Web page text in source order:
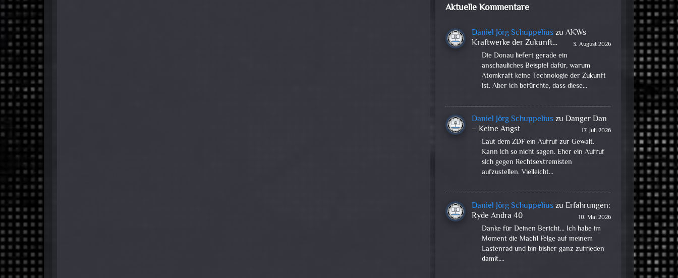
Aktuelle Kommentare
Daniel Jörg SchuppeliuszuAKWs
Kraftwerke der Zukunft…
3. August 2026
Die Donau liefert gerade ein
anschauliches Beispiel dafür, warum
Atomkraft keine Technologie der Zukunft
ist. Aber ich befürchte, dass diese…
Daniel Jörg SchuppeliuszuDanger Dan
– Keine Angst
17. Juli 2026
Laut dem ZDF ein Aufruf zur Gewalt.
Kann ich so nicht sagen. Eher ein Aufruf
sich gegen Rechtsextremisten
aufzustellen. Vielleicht…
Daniel Jörg SchuppeliuszuErfahrungen:
Ryde Andra 40
10. Mai 2026
Danke für Deinen Bericht... Ich habe im
Moment die Mach1 Felge auf meinem
Lastenrad und bin bisher ganz zufrieden
damit.…